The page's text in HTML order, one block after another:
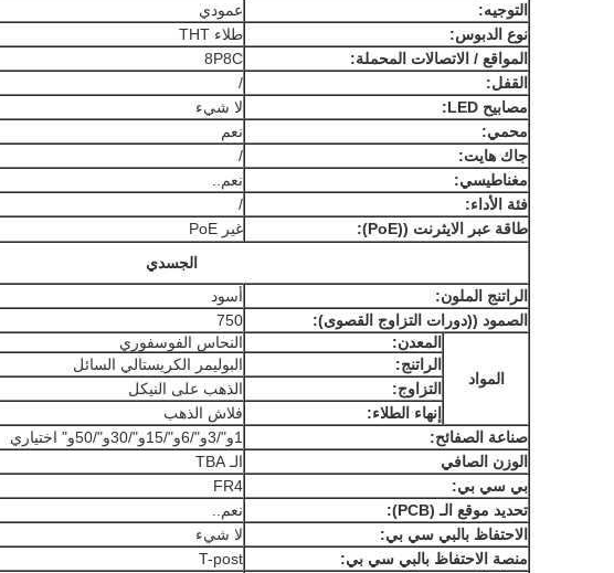
التوجيه:
عمودي
نوع الدبوس:
طلاء THT
المواقع / الاتصالات المحملة:
8P8C
القفل:
/
مصابيح LED:
لا شيء
محمي:
نعم
جاك هايت:
/
مغناطيسي:
نعم..
فئة الأداء:
/
طاقة عبر الايثرنت ((PoE):
غير PoE
الجسدي
الراتنج الملون:
أسود
الصمود ((دورات التزاوج القصوى):
750
المواد
المعدن:
النحاس الفوسفوري
الراتنج:
البوليمر الكريستالي السائل
التزاوج:
الذهب على النيكل
إنهاء الطلاء:
فلاش الذهب
صناعة الصفائح:
1و"/3و"/6و"/15و"/30و"/50و" اختياري
الوزن الصافي
الـ TBA
بي سي بي:
FR4
تحديد موقع الـ (PCB):
نعم..
الاحتفاظ بالبي سي بي:
لا شيء
منصة الاحتفاظ بالبي سي بي:
T-post